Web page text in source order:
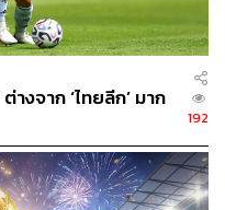
างจาก ‘ไทยลีก’ มาก
192